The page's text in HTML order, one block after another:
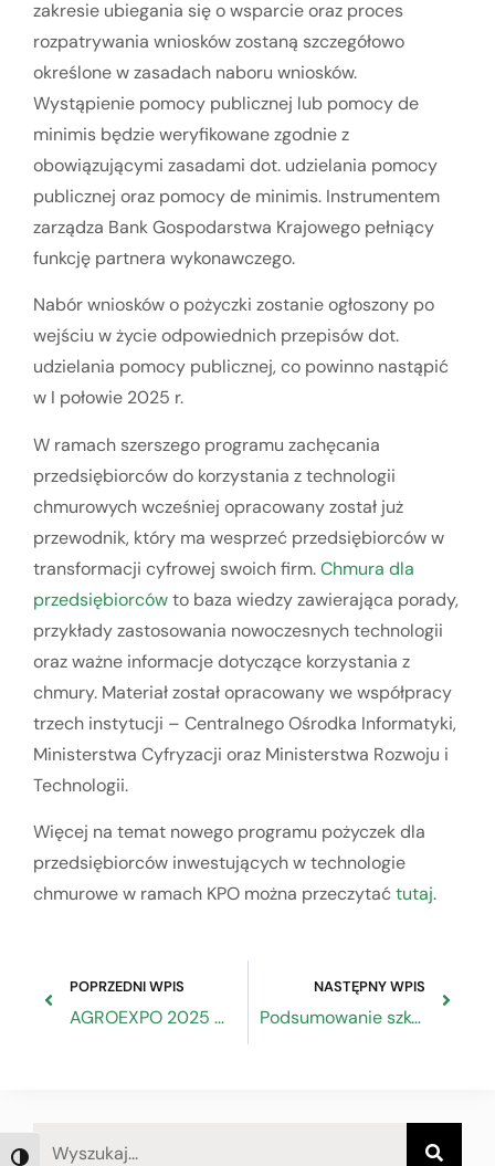
zakresie ubiegania się o wsparcie oraz proces
rozpatrywania wniosków zostaną szczegółowo
określone w zasadach naboru wniosków.
Wystąpienie pomocy publicznej lub pomocy de
minimis będzie weryfikowane zgodnie z
obowiązującymi zasadami dot. udzielania pomocy
publicznej oraz pomocy de minimis. Instrumentem
zarządza Bank Gospodarstwa Krajowego pełniący
funkcję partnera wykonawczego.
Nabór wniosków o pożyczki zostanie ogłoszony po
wejściu w życie odpowiednich przepisów dot.
udzielania pomocy publicznej, co powinno nastąpić
w I połowie 2025 r.
W ramach szerszego programu zachęcania
przedsiębiorców do korzystania z technologii
chmurowych wcześniej opracowany został już
przewodnik, który ma wesprzeć przedsiębiorców w
transformacji cyfrowej swoich firm.Chmura dla
przedsiębiorcówto baza wiedzy zawierająca porady,
przykłady zastosowania nowoczesnych technologii
oraz ważne informacje dotyczące korzystania z
chmury. Materiał został opracowany we współpracy
trzech instytucji – Centralnego Ośrodka Informatyki,
Ministerstwa Cyfryzacji oraz Ministerstwa Rozwoju i
Technologii.
Więcej na temat nowego programu pożyczek dla
przedsiębiorców inwestujących w technologie
chmurowe w ramach KPO można przeczytaćtutaj.
POPRZEDNI WPIS
AGROEXPO 2025 – Turecki Targ Rolniczy
NASTĘPNY WPIS
Podsumowanie szkolenia online pn. „Standardy Ochrony Małoletnich”